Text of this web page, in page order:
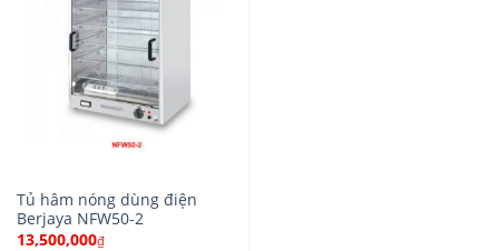
Tủ hâm nóng dùng điện
Berjaya NFW50-2
13,500,000₫